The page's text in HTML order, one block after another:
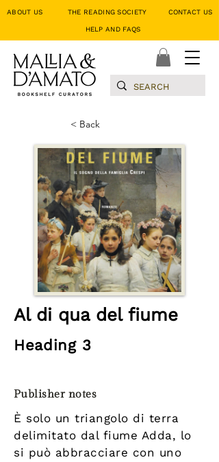
ABOUT US THE READING SOCIETY CONTACT
HELP AND FAQS
< Back
Al di qua del fiume
Heading 3
Publisher notes
È solo un triangolo di terra
delimitato dal fiume Adda, lo
si può abbracciare con uno